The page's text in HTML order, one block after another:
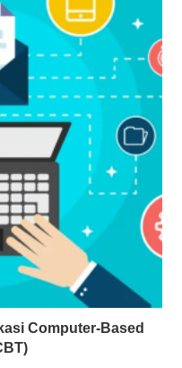
Computer-Based